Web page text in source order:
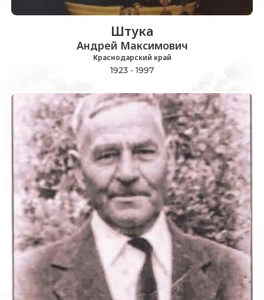
Штука
Андрей Максимович
Краснодарский край
1923 - 1997